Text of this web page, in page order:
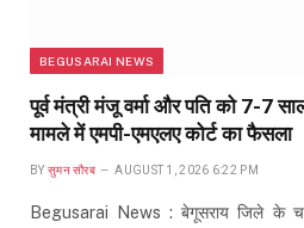
BEGUSARAI NEWS
पूर्व मंत्री मंजू वर्मा और पति को 7-7
मामले में एमपी-एमएलए कोर्ट का फैसला
BY सुमन सौरब AUGUST 1, 2026 6:22 PM
Begusarai News : बेगूसराय जिले के